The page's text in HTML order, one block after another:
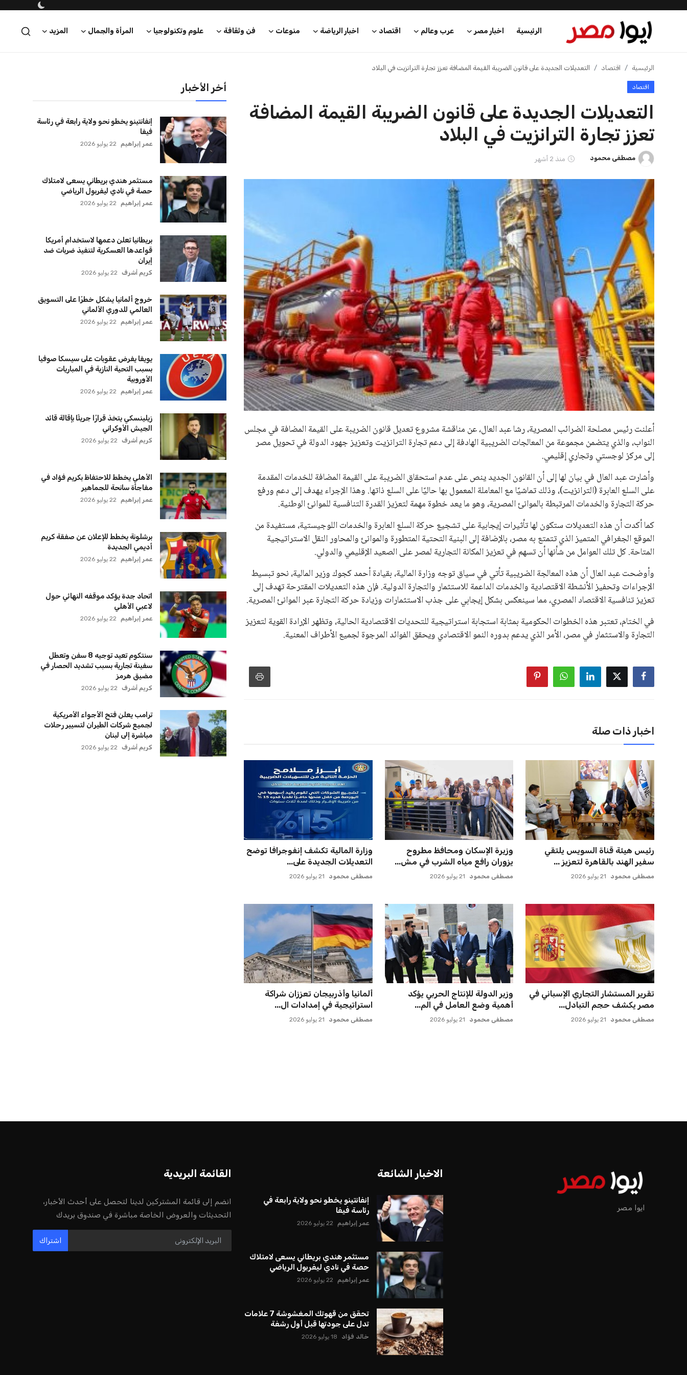
الرئيسية اخبار مصر عرب وعالم اقتصاد اخبار الرياضة منوعات فن وثقافة علوم وتكنولوجيا المرأة والجمال المزيد
الرئيسية
اخبار مصر
عرب وعالم
اخبار الرياضة
فن وثقافة
علوم وتكنولوجيا
المرأة والجمال
محافظات
الرئيسية اقتصاد التعديلات الجديدة على قانون الضريبة القيمة المضافة تعزز تجارة الترانزيت في البلاد
اقتصاد
التعديلات الجديدة على قانون الضريبة القيمة المضافة
تعزز تجارة الترانزيت في البلاد
مصطفى محمود منذ 2 أشهر
أعلنت رئيس مصلحة الضرائب المصرية، رشا عبد العال، عن مناقشة مشروع تعديل قانون الضريبة على القيمة المضافة في مجلس
النواب، والذي يتضمن مجموعة من المعالجات الضريبية الهادفة إلى دعم تجارة الترانزيت وتعزيز جهود الدولة في تحويل مصر
إلى مركز لوجستي وتجاري إقليمي.
وأشارت عبد العال في بيان لها إلى أن القانون الجديد ينص على عدم استحقاق الضريبة على القيمة المضافة للخدمات المقدمة
على السلع العابرة (الترانزيت)، وذلك تماشيًا مع المعاملة المعمول بها حاليًا على السلع ذاتها. وهذا الإجراء يهدف إلى دعم ورفع
حركة التجارة والخدمات المرتبطة بالموانئ المصرية، وهو ما يعد خطوة مهمة لتعزيز القدرة التنافسية للموانئ الوطنية.
كما أكدت أن هذه التعديلات ستكون لها تأثيرات إيجابية على تشجيع حركة السلع العابرة والخدمات اللوجيستية، مستفيدة من
الموقع الجغرافي المتميز الذي تتمتع به مصر، بالإضافة إلى البنية التحتية المتطورة والموانئ والمحاور النقل الاستراتيجية
المتاحة. كل تلك العوامل من شأنها أن تسهم في تعزيز المكانة التجارية لمصر على الصعيد الإقليمي والدولي.
وأوضحت عبد العال أن هذه المعالجة الضريبية تأتي في سياق توجه وزارة المالية، بقيادة أحمد كجوك وزير المالية، نحو تبسيط
الإجراءات وتحفيز الأنشطة الاقتصادية والخدمات الداعمة للاستثمار والتجارة الدولية. فإن هذه التعديلات المقترحة تهدف إلى
تعزيز تنافسية الاقتصاد المصري، مما سينعكس بشكل إيجابي على جذب الاستثمارات وزيادة حركة التجارة عبر الموانئ المصرية.
في الختام، تعتبر هذه الخطوات الحكومية بمثابة استجابة استراتيجية للتحديات الاقتصادية الحالية، وتظهر الإرادة القوية لتعزيز
التجارة والاستثمار في مصر، الأمر الذي يدعم بدوره النمو الاقتصادي ويحقق الفوائد المرجوة لجميع الأطراف المعنية.
اخبار ذات صلة
رئيس هيئة قناة السويس يلتقي
سفير الهند بالقاهرة لتعزيز ...
مصطفى محمود 21 يوليو 2026
وزيرة الإسكان ومحافظ مطروح
يزوران رافع مياه الشرب في مش...
مصطفى محمود 21 يوليو 2026
وزارة المالية تكشف إنفوجرافا توضح
التعديلات الجديدة على...
مصطفى محمود 21 يوليو 2026
تقرير المستشار التجاري الإسباني في
مصر يكشف حجم التبادل...
مصطفى محمود 21 يوليو 2026
وزير الدولة للإنتاج الحربي يؤكد
أهمية وضع العامل في الم...
مصطفى محمود 21 يوليو 2026
ألمانيا وأذربيجان تعززان شراكة
استراتيجية في إمدادات ال...
مصطفى محمود 21 يوليو 2026
أخر الأخبار
إنفانتينو يخطو نحو ولاية رابعة في رئاسة
فيفا
عمر إبراهيم 22 يوليو 2026
مستثمر هندي بريطاني يسعى لامتلاك
حصة في نادي ليفربول الرياضي
عمر إبراهيم 22 يوليو 2026
بريطانيا تعلن دعمها لاستخدام أمريكا
قواعدها العسكرية لتنفيذ ضربات ضد
إيران
كريم أشرف 22 يوليو 2026
خروج ألمانيا يشكل خطرًا على التسويق
العالمي للدوري الألماني
عمر إبراهيم 22 يوليو 2026
يويفا يفرض عقوبات على سيسكا صوفيا
بسبب التحية النازية في المباريات
الأوروبية
عمر إبراهيم 22 يوليو 2026
زيلينسكي يتخذ قرارًا جريئًا بإقالة قائد
الجيش الأوكراني
كريم أشرف 22 يوليو 2026
الأهلي يخطط للاحتفاظ بكريم فؤاد في
مفاجأة سانحة للجماهير
عمر إبراهيم 22 يوليو 2026
برشلونة يخطط للإعلان عن صفقة كريم
أديمي الجديدة
عمر إبراهيم 22 يوليو 2026
اتحاد جدة يؤكد موقفه النهائي حول
لاعبي الأهلي
عمر إبراهيم 22 يوليو 2026
سنتكوم تعيد توجيه 8 سفن وتعطل
سفينة تجارية بسبب تشديد الحصار في
مضيق هرمز
كريم أشرف 22 يوليو 2026
ترامب يعلن فتح الأجواء الأمريكية
لجميع شركات الطيران لتسيير رحلات
مباشرة إلى لبنان
كريم أشرف 22 يوليو 2026
ايوا مصر
الاخبار الشائعة
إنفانتينو يخطو نحو ولاية رابعة في
رئاسة فيفا
عمر إبراهيم 22 يوليو 2026
مستثمر هندي بريطاني يسعى لامتلاك
حصة في نادي ليفربول الرياضي
عمر إبراهيم 22 يوليو 2026
تحقق من قهوتك المغشوشة 7 علامات
تدل على جودتها قبل أول رشفة
خالد فؤاد 18 يوليو 2026
القائمة البريدية
انضم إلى قائمة المشتركين لدينا لتحصل على أحدث الأخبار،
التحديثات والعروض الخاصة مباشرة في صندوق بريدك
اشتراك